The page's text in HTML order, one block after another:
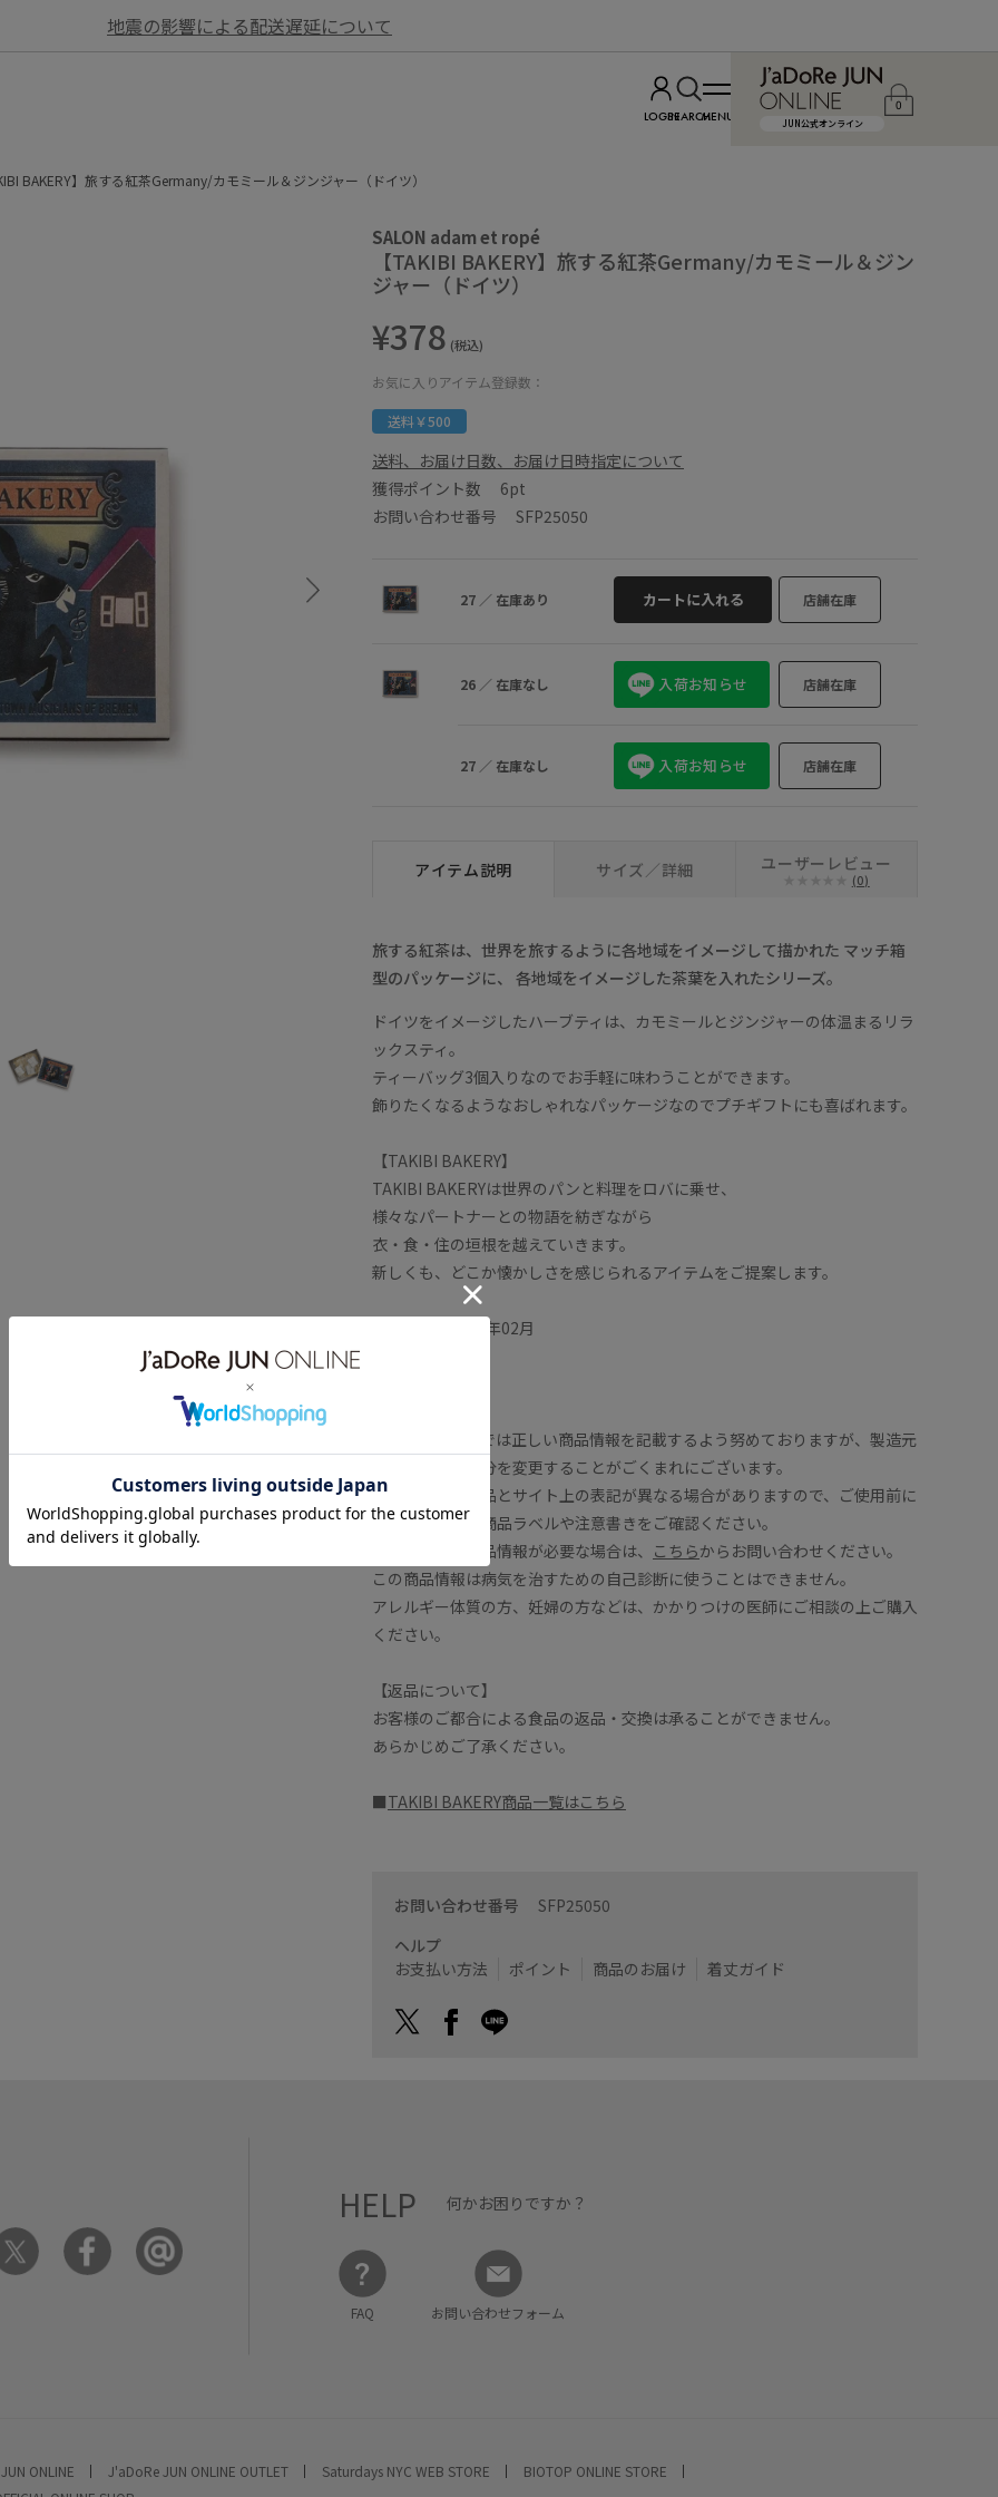
地震の影響による配送遅延について
LOGINSEARCHMENU JUN公式オンライン
0
BAKERY】旅する紅茶Germany/カモミール＆ジンジャー（ドイツ）
×
SALON adam et ropé
【TAKIBI BAKERY】旅する紅茶Germany/カモミール＆ジン
ジャー（ドイツ）
¥378 (税込)
お気に入りアイテム登録数：
送料￥500
送料、お届け日数、お届け日時指定について
獲得ポイント数 6pt
お問い合わせ番号 SFP25050
27 ／ 在庫あり カートに入れる 店舗在庫
26 ／ 在庫なし 入荷お知らせ 店舗在庫
27 ／ 在庫なし 入荷お知らせ 店舗在庫
アイテム説明 サイズ／詳細 ユーザーレビュー
(0)
旅する紅茶は、世界を旅するように各地域をイメージして描かれた マッチ箱
型のパッケージに、 各地域をイメージした茶葉を入れたシリーズ。
ドイツをイメージしたハーブティは、カモミールとジンジャーの体温まるリラ
ックスティ。
ティーバッグ3個入りなのでお手軽に味わうことができます。
飾りたくなるようなおしゃれなパッケージなのでプチギフトにも喜ばれます。
【TAKIBI BAKERY】
TAKIBI BAKERYは世界のパンと料理をロバに乗せ、
様々なパートナーとの物語を紡ぎながら
衣・食・住の垣根を越えていきます。
新しくも、どこか懐かしさを感じられるアイテムをご提案します。
賞味期限：2027年02月
株式会社ジュンでは正しい商品情報を記載するよう努めておりますが、製造元
が告知なしに成分を変更することがごくまれにございます。
実際お届けの商品とサイト上の表記が異なる場合がありますので、ご使用前に
は必ずお届けの商品ラベルや注意書きをご確認ください。
さらに詳細な商品情報が必要な場合は、 こちらからお問い合わせください。
この商品情報は病気を治すための自己診断に使うことはできません。
アレルギー体質の方、妊婦の方などは、かかりつけの医師にご相談の上ご購入
ください。
【返品について】
お客様のご都合による食品の返品・交換は承ることができません。
あらかじめご了承ください。
■TAKIBI BAKERY商品一覧はこちら
お問い合わせ番号 SFP25050
ヘルプ
お支払い方法
ポイント 商品のお届け 着丈ガイド
HELP 何かお困りですか？
FAQ お問い合わせフォーム
ONLINE J'aDoRe JUN ONLINE OUTLET Saturdays NYC WEB STORE
BIOTOP ONLINE STORE